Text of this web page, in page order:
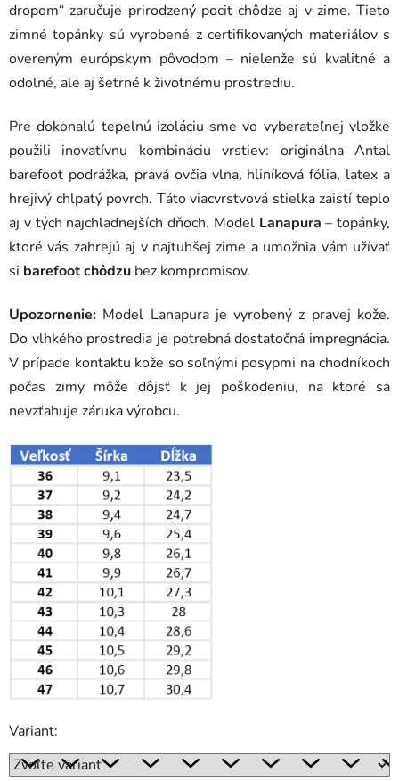
dropom“ zaručuje prirodzený pocit chôdze aj v zime. Tieto
zimné topánky sú vyrobené z certifikovaných materiálov s
overeným európskym pôvodom – nielenže sú kvalitné a
odolné, ale aj šetrné k životnému prostrediu.
Pre dokonalú tepelnú izoláciu sme vo vyberateľnej vložke
použili inovatívnu kombináciu vrstiev: originálna Antal
barefoot podrážka, pravá ovčia vlna, hliníková fólia, latex a
hrejivý chlpatý povrch. Táto viacvrstvová stielka zaistí teplo
aj v tých najchladnejších dňoch. Model Lanapura – topánky,
ktoré vás zahrejú aj v najtuhšej zime a umožnia vám užívať
si barefoot chôdzu bez kompromisov.
Upozornenie: Model Lanapura je vyrobený z pravej kože.
Do vlhkého prostredia je potrebná dostatočná impregnácia.
V prípade kontaktu kože so soľnými posypmi na chodníkoch
počas zimy môže dôjsť k jej poškodeniu, na ktoré sa
nevzťahuje záruka výrobcu.
Variant: